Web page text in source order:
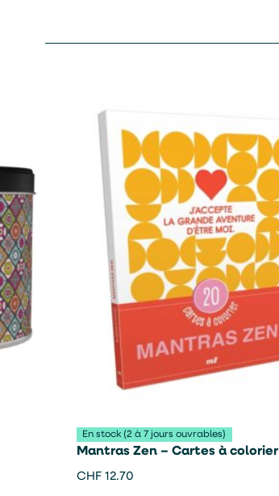
En stock (2 à 7 jours ouvrables)
Mantras Zen – Cartes à colorier
CHF 12.70